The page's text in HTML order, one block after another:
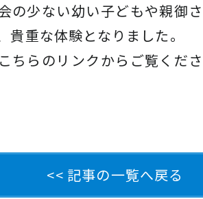
の少ない幼い子どもや親御
貴重な体験となりました。
ちらのリンクからご覧くだ
<< 記事の一覧へ戻る